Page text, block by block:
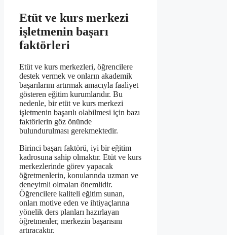
Etüt ve kurs merkezi
işletmenin başarı
faktörleri
Etüt ve kurs merkezleri, öğrencilere
destek vermek ve onların akademik
başarılarını artırmak amacıyla faaliyet
gösteren eğitim kurumlarıdır. Bu
nedenle, bir etüt ve kurs merkezi
işletmenin başarılı olabilmesi için bazı
faktörlerin göz önünde
bulundurulması gerekmektedir.
Birinci başarı faktörü, iyi bir eğitim
kadrosuna sahip olmaktır. Etüt ve kurs
merkezlerinde görev yapacak
öğretmenlerin, konularında uzman ve
deneyimli olmaları önemlidir.
Öğrencilere kaliteli eğitim sunan,
onları motive eden ve ihtiyaçlarına
yönelik ders planları hazırlayan
öğretmenler, merkezin başarısını
artıracaktır.